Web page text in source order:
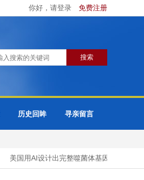
你好，请登录 免费注册
历史回眸 寻亲留言
美国用AI设计出完整噬菌体基因组